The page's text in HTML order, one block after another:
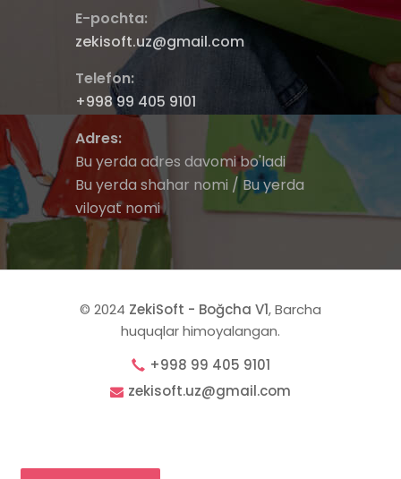
E-pochta:
zekisoft.uz@gmail.com
Telefon:
+998 99 405 9101
Adres:
Bu yerda adres davomi bo'ladi
Bu yerda shahar nomi / Bu yerda
viloyat nomi
© 2024 ZekiSoft - Boğcha V1, Barcha
huquqlar himoyalangan.
+998 99 405 9101
zekisoft.uz@gmail.com